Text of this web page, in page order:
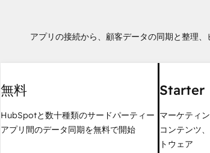
アプリの接続から、顧客データの同期と整理
無料
HubSpotと数十種類のサードパーティー
アプリ間のデータ同期を無料で開始
Starter
マーケティ
コンテンツ
トウェア